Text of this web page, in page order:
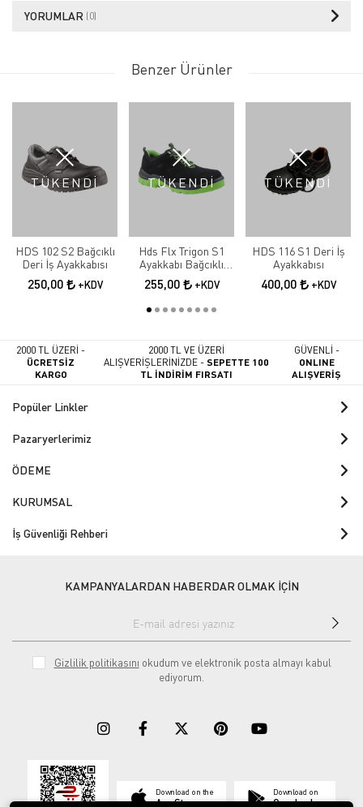
YORUMLAR (0)
Benzer Ürünler
TÜKENDİ
HDS 102 S2 Bağcıklı
Deri İş Ayakkabısı
250,00 +KDV
TÜKENDİ
Hds Flx Trigon S1
Ayakkabı Bağcıklı
Yeşil İş Ayakkabısı
255,00 +KDV
TÜKENDİ
HDS 116 S1 Deri İş
Ayakkabısı
400,00 +KDV
2000 TL ÜZERİ -
ÜCRETSİZ
KARGO
2000 TL VE ÜZERİ
ALIŞVERİŞLERİNİZDE -SEPETTE 100
TL İNDİRİM FIRSATI
GÜVENLİ -
ONLINE
ALIŞVERİŞ
Popüler Linkler
Pazaryerlerimiz
ÖDEME
KURUMSAL
İş Güvenliği Rehberi
KAMPANYALARDAN HABERDAR OLMAK İÇİN
Gizlilik politikasını okudum ve elektronik posta almayı kabul
ediyorum.
Download on the
App Store
Download on
Google play